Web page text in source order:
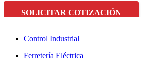
SOLICITAR COTIZACIÓN
Control Industrial
Ferretería Eléctrica